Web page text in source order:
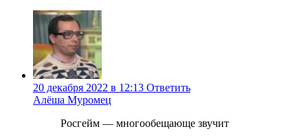
20 декабря 2022 в 12:13 Ответить
Алёша Муромец
Росгейм — многообещающе звучит